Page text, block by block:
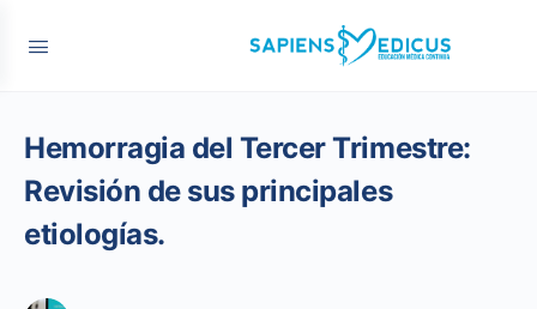
Hemorragia del Tercer Trimestre:
Revisión de sus principales
etiologías.